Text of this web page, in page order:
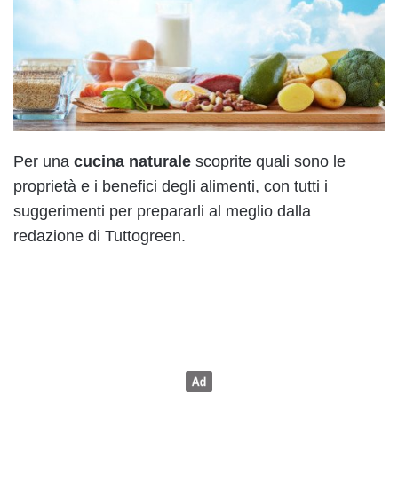
Per una cucina naturale scoprite quali sono le
proprietà e i benefici degli alimenti, con tutti i
suggerimenti per prepararli al meglio dalla
redazione di Tuttogreen.